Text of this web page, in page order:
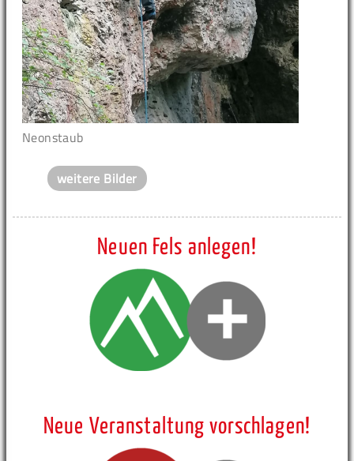
Neonstaub
weitere Bilder
Neuen Fels anlegen!
Neue Veranstaltung vorschlagen!